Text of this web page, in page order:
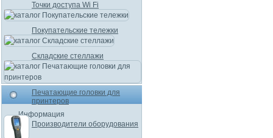
Точки доступа Wi Fi
Покупательские тележки
Складские стеллажи
Печатающие головки для
принтеров
Информация
Производители оборудования